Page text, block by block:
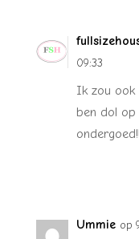
09:33
Ik zou ook
ben dol op
ondergoed!!
Ummie op